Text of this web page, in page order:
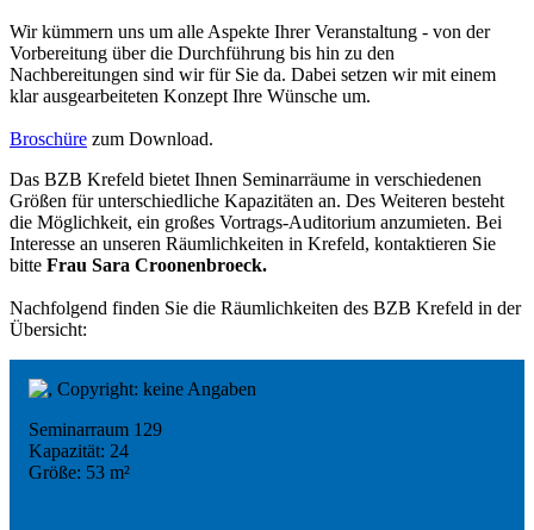
Wir kümmern uns um alle Aspekte Ihrer Veranstaltung - von der
Vorbereitung über die Durchführung bis hin zu den
Nachbereitungen sind wir für Sie da. Dabei setzen wir mit einem
klar ausgearbeiteten Konzept Ihre Wünsche um.
Broschüre zum Download.
Das BZB Krefeld bietet Ihnen Seminarräume in verschiedenen
Größen für unterschiedliche Kapazitäten an. Des Weiteren besteht
die Möglichkeit, ein großes Vortrags-Auditorium anzumieten. Bei
Interesse an unseren Räumlichkeiten in Krefeld, kontaktieren Sie
bitte Frau Sara Croonenbroeck.
Nachfolgend finden Sie die Räumlichkeiten des BZB Krefeld in der
Übersicht:
Seminarraum 129
Kapazität: 24
Größe: 53 m²